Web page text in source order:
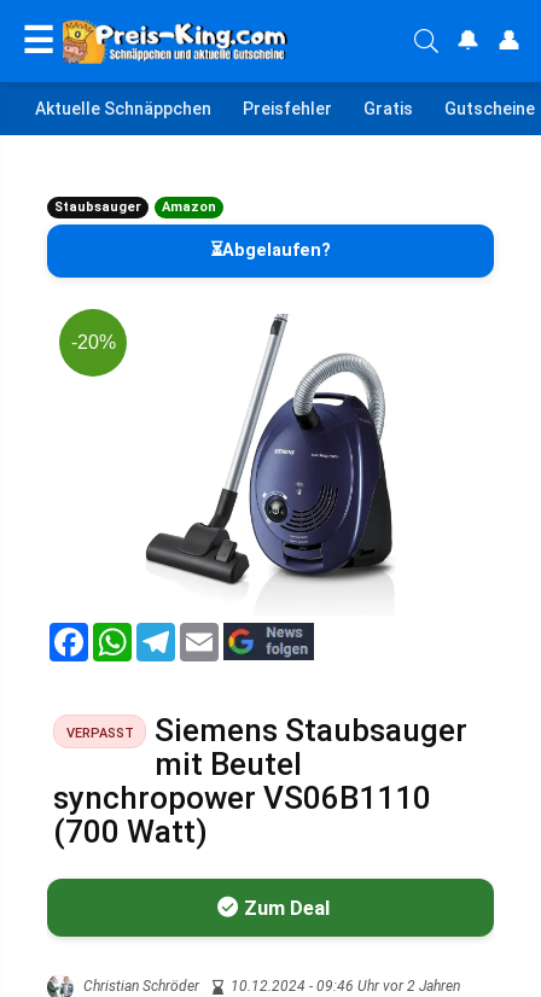
☰ 🔔 👤
Aktuelle Schnäppchen Preisfehler Gratis Gutscheine
Staubsauger Amazon
⏳Abgelaufen?
-20%
F
b
o
o
W
s
A
p
T
r
a
m
E
m
VERPASST
Siemens Staubsauger
mit Beutel
synchropower VS06B1110
(700 Watt)
Zum Deal
Christian Schröder
10.12.2024 - 09:46 Uhr vor 2 Jahren